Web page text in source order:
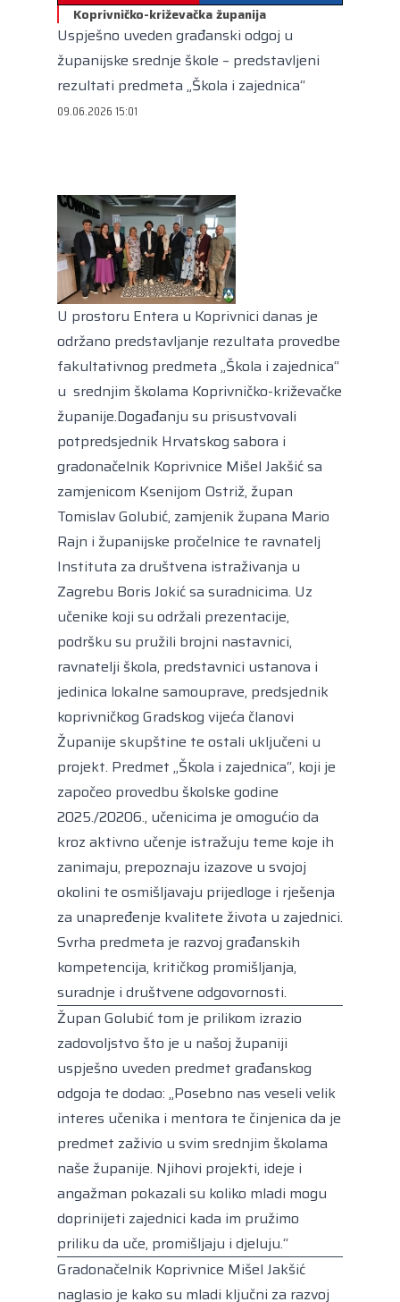
Europski odbor regija
Koprivničko-križevačka županija
Uspješno uveden građanski odgoj u
županijske srednje škole – predstavljeni
rezultati predmeta „Škola i zajednica“
09.06.2026 15:01
U prostoru Entera u Koprivnici danas je
održano predstavljanje rezultata provedbe
fakultativnog predmeta „Škola i zajednica“
u srednjim školama Koprivničko-križevačke
županije.Događanju su prisustvovali
potpredsjednik Hrvatskog sabora i
gradonačelnik Koprivnice Mišel Jakšić sa
zamjenicom Ksenijom Ostriž, župan
Tomislav Golubić, zamjenik župana Mario
Rajn i županijske pročelnice te ravnatelj
Instituta za društvena istraživanja u
Zagrebu Boris Jokić sa suradnicima. Uz
učenike koji su održali prezentacije,
podršku su pružili brojni nastavnici,
ravnatelji škola, predstavnici ustanova i
jedinica lokalne samouprave, predsjednik
koprivničkog Gradskog vijeća članovi
Županije skupštine te ostali uključeni u
projekt. Predmet „Škola i zajednica“, koji je
započeo provedbu školske godine
2025./20206., učenicima je omogućio da
kroz aktivno učenje istražuju teme koje ih
zanimaju, prepoznaju izazove u svojoj
okolini te osmišljavaju prijedloge i rješenja
za unapređenje kvalitete života u zajednici.
Svrha predmeta je razvoj građanskih
kompetencija, kritičkog promišljanja,
suradnje i društvene odgovornosti.
Župan Golubić tom je prilikom izrazio
zadovoljstvo što je u našoj županiji
uspješno uveden predmet građanskog
odgoja te dodao: „Posebno nas veseli velik
interes učenika i mentora te činjenica da je
predmet zaživio u svim srednjim školama
naše županije. Njihovi projekti, ideje i
angažman pokazali su koliko mladi mogu
doprinijeti zajednici kada im pružimo
priliku da uče, promišljaju i djeluju.“
Gradonačelnik Koprivnice Mišel Jakšić
naglasio je kako su mladi ključni za razvoj